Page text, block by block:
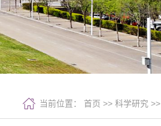
当前位置： 首页 >> 科学研究 >>